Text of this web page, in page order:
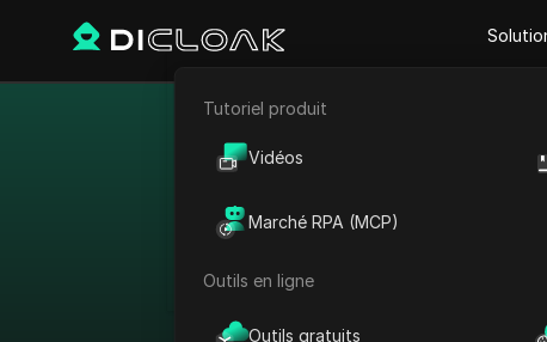
E-commerce
Tutoriel produit
Vidéos
Marché RPA (MCP)
Outils en ligne
Outils gratuits
Contourner